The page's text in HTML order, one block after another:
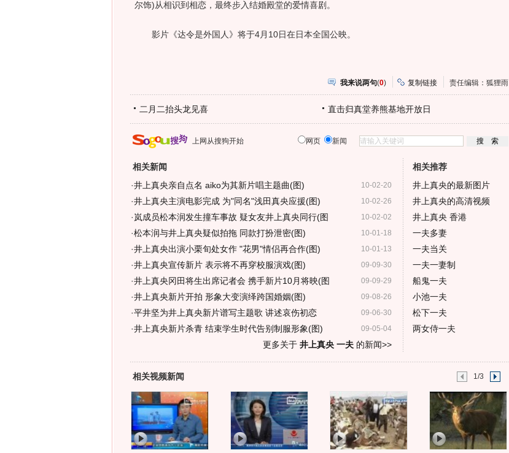
尔饰)从相识到相恋，最终步入结婚殿堂的爱情喜剧。
影片《达令是外国人》将于4月10日在日本全国公映。
我来说两句(0) 复制链接 责任编辑：狐狸雨
二月二抬头龙见喜 直击归真堂养熊基地开放日
上网从搜狗开始 网页 新闻
相关新闻
10-02-20
·井上真央亲自点名 aiko为其新片唱主题曲(图)
10-02-26
·井上真央主演电影完成 为"同名"浅田真央应援(图)
10-02-02
·岚成员松本润发生撞车事故 疑女友井上真央同行(图
10-01-18
·松本润与井上真央疑似拍拖 同款打扮泄密(图)
10-01-13
·井上真央出演小栗旬处女作 "花男"情侣再合作(图)
09-09-30
·井上真央宣传新片 表示将不再穿校服演戏(图)
09-09-29
·井上真央冈田将生出席记者会 携手新片10月将映(图
09-08-26
·井上真央新片开拍 形象大变演绎跨国婚姻(图)
09-06-30
·平井坚为井上真央新片谱写主题歌 讲述哀伤初恋
09-05-04
·井上真央新片杀青 结束学生时代告别制服形象(图)
更多关于 井上真央 一夫的新闻>>
相关推荐
井上真央的最新图片
井上真央的高清视频
井上真央 香港
一夫多妻
一夫当关
一夫一妻制
船鬼一夫
小池一夫
松下一夫
两女侍一夫
相关视频新闻 1/3